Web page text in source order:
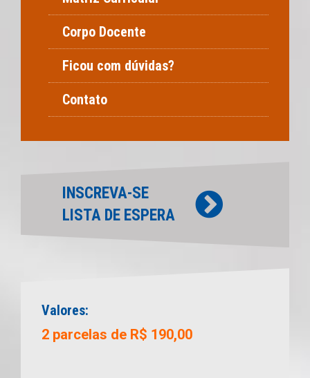
Corpo Docente
Ficou com dúvidas?
Contato
INSCREVA-SE
LISTA DE ESPERA
Valores:
2 parcelas de R$ 190,00